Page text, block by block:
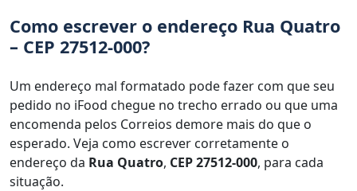
Como escrever o endereço Rua Quatro
– CEP 27512-000?
Um endereço mal formatado pode fazer com que seu
pedido no iFood chegue no trecho errado ou que uma
encomenda pelos Correios demore mais do que o
esperado. Veja como escrever corretamente o
endereço da Rua Quatro, CEP 27512-000, para cada
situação.